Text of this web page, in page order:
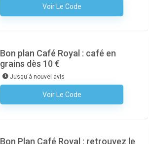
Voir Le Code
Aucun Code N'est Nécessaire
Bon plan Café Royal : café en
grains dès 10 €
Jusqu'à nouvel avis
Voir Le Code
Aucun Code N'est Nécessaire
Bon Plan Café Royal : retrouvez le